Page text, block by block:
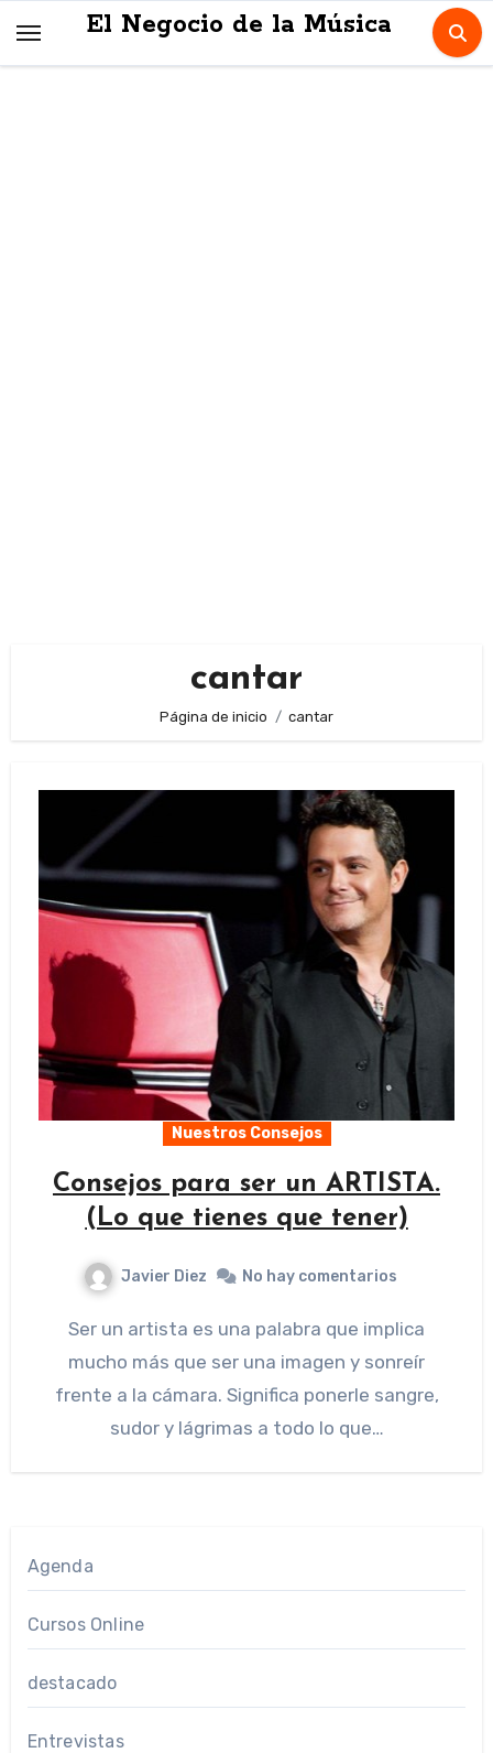
El Negocio de la Música
cantar
Página de inicio cantar
Nuestros Consejos
Consejos para ser un ARTISTA.
(Lo que tienes que tener)
Javier Diez No hay comentarios
Ser un artista es una palabra que implica
mucho más que ser una imagen y sonreír
frente a la cámara. Significa ponerle sangre,
sudor y lágrimas a todo lo que…
Agenda
Cursos Online
destacado
Entrevistas